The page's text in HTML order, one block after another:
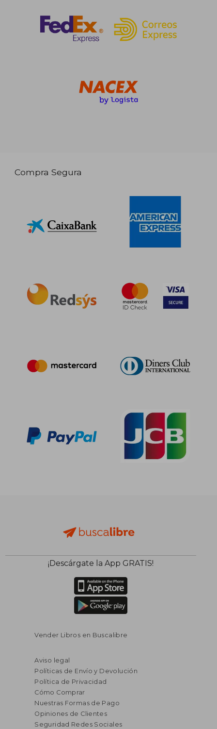
Compra Segura
¡Descárgate la App GRATIS!
Vender Libros en Buscalibre
Aviso legal
Políticas de Envío y Devolución
Política de Privacidad
Cómo Comprar
Nuestras Formas de Pago
Opiniones de Clientes
Seguridad Redes Sociales